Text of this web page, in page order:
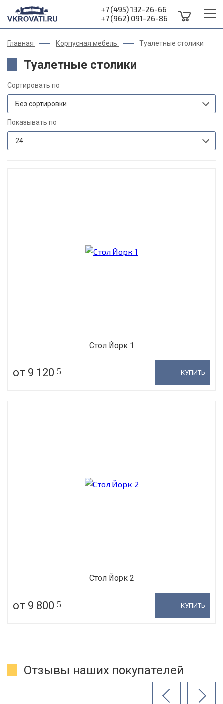
+7 (495) 132-26-66
+7 (962) 091-26-86
Главная Корпусная мебель Туалетные столики
Туалетные столики
Сортировать по
Без сортировки
Показывать по
24
Стол Йорк 1
от 9 120 5 КУПИТЬ
Стол Йорк 2
от 9 800 5 КУПИТЬ
Отзывы наших покупателей